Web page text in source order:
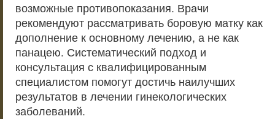
возможные противопоказания. Врачи
рекомендуют рассматривать боровую матку как
дополнение к основному лечению, а не как
панацею. Систематический подход и
консультация с квалифицированным
специалистом помогут достичь наилучших
результатов в лечении гинекологических
заболеваний.